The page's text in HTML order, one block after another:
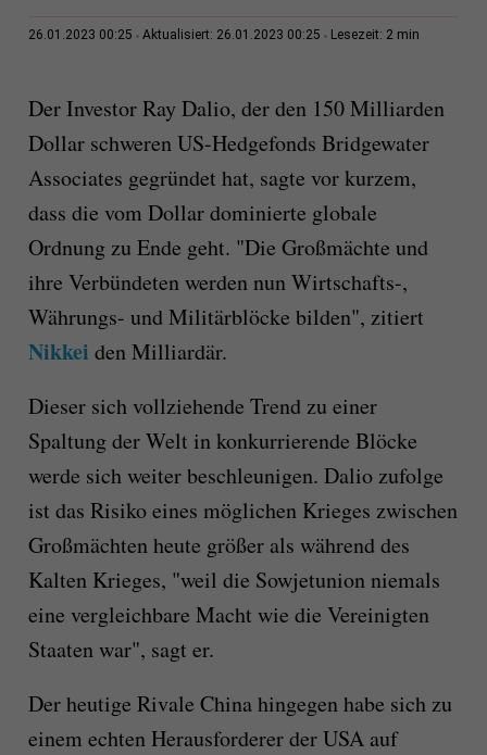
26.01.2023 00:25 Aktualisiert: 26.01.2023 00:25 Lesezeit: 2 min
Der Investor Ray Dalio, der den 150 Milliarden
Dollar schweren US-Hedgefonds Bridgewater
Associates gegründet hat, sagte vor kurzem,
dass die vom Dollar dominierte globale
Ordnung zu Ende geht. "Die Großmächte und
ihre Verbündeten werden nun Wirtschafts-,
Währungs- und Militärblöcke bilden", zitiert
Nikkei den Milliardär.
Dieser sich vollziehende Trend zu einer
Spaltung der Welt in konkurrierende Blöcke
werde sich weiter beschleunigen. Dalio zufolge
ist das Risiko eines möglichen Krieges zwischen
Großmächten heute größer als während des
Kalten Krieges, "weil die Sowjetunion niemals
eine vergleichbare Macht wie die Vereinigten
Staaten war", sagt er.
Der heutige Rivale China hingegen habe sich zu
einem echten Herausforderer der USA auf